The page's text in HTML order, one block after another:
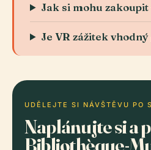
Jak si mohu
Je VR zážitek
UDĚLEJTE SI NÁVŠTĚVU PO
Naplánujte si a
Bibliothèque-